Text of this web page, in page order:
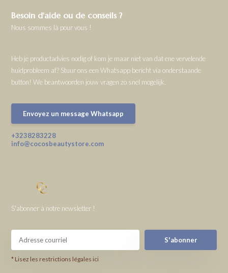
Besoin d'aide ou de conseils ?
Nous sommes là pour vous !
Heb je productadvies nodig of kom je maar niet van dat ene vervelende
huidprobleem af? Stuur ons een Whatsapp bericht via onderstaande
button! We beantwoorden jouw vragen zo snel mogelijk.
Envoyez un message Whatsapp
+3238283228
info@cocosbeautystore.com
S'abonner à notre newsletter !
S'abonner
* Lisez les restrictions légales ici